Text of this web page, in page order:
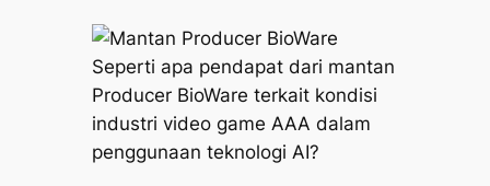
Seperti apa pendapat dari mantan
Producer BioWare terkait kondisi
industri video game AAA dalam
penggunaan teknologi AI?